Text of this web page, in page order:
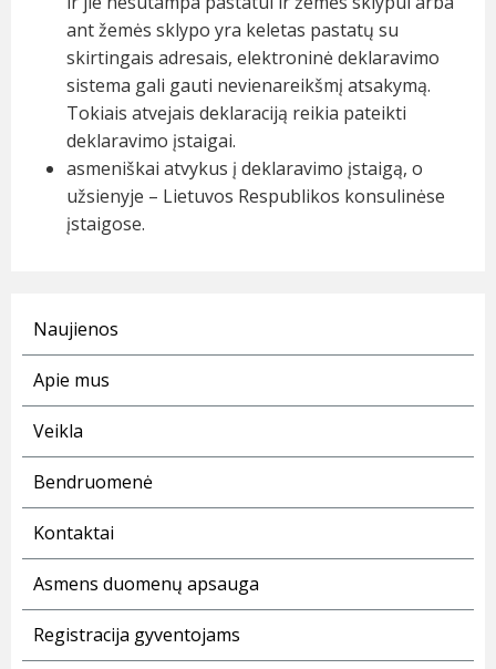
ant žemės sklypo yra keletas pastatų su
skirtingais adresais, elektroninė deklaravimo
sistema gali gauti nevienareikšmį atsakymą.
Tokiais atvejais deklaraciją reikia pateikti
deklaravimo įstaigai.
asmeniškai atvykus į deklaravimo įstaigą, o
užsienyje – Lietuvos Respublikos konsulinėse
įstaigose.
Naujienos
Apie mus
Veikla
Bendruomenė
Kontaktai
Asmens duomenų apsauga
Registracija gyventojams